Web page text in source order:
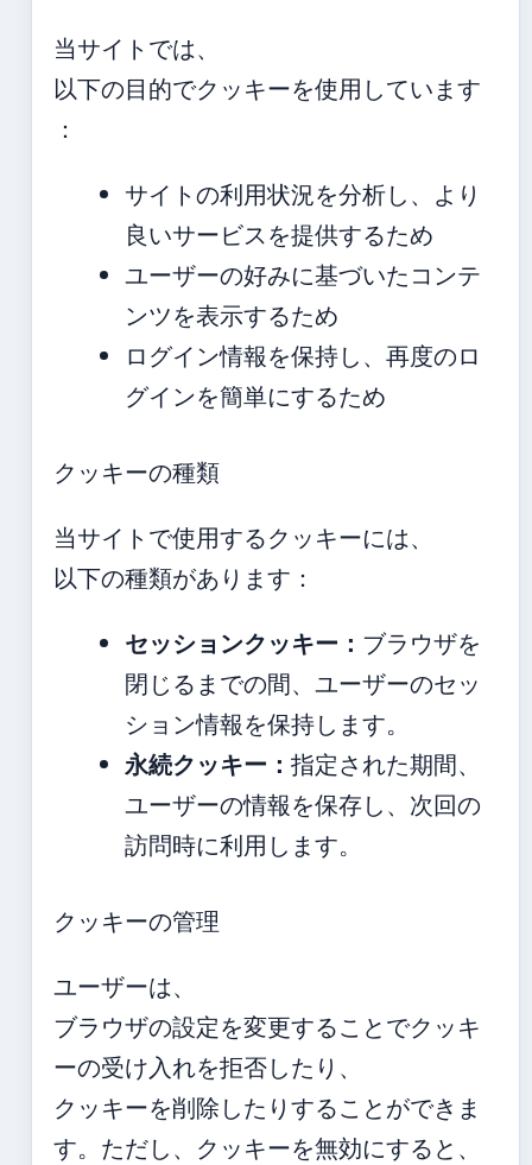
当サイトでは、
以下の目的でクッキーを使用しています
：
サイトの利用状況を分析し、より
良いサービスを提供するため
ユーザーの好みに基づいたコンテ
ンツを表示するため
ログイン情報を保持し、再度のロ
グインを簡単にするため
クッキーの種類
当サイトで使用するクッキーには、
以下の種類があります：
セッションクッキー： ブラウザを
閉じるまでの間、ユーザーのセッ
ション情報を保持します。
永続クッキー： 指定された期間、
ユーザーの情報を保存し、次回の
訪問時に利用します。
クッキーの管理
ユーザーは、
ブラウザの設定を変更することでクッキ
ーの受け入れを拒否したり、
クッキーを削除したりすることができま
す。ただし、クッキーを無効にすると、